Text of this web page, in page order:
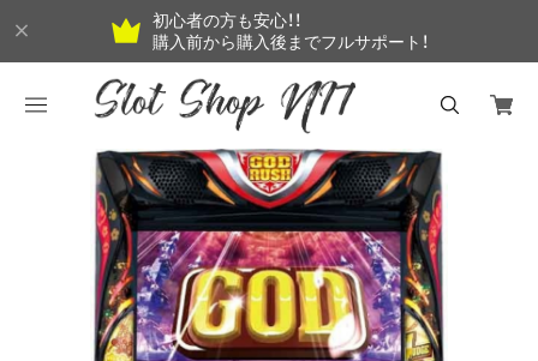
初心者の方も安心！！
購入前から購入後までフルサポート！